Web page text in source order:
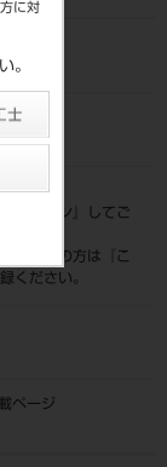
に対
。
ド
ログイン
』してご
がまだの方は『
こ
ください。
ページ